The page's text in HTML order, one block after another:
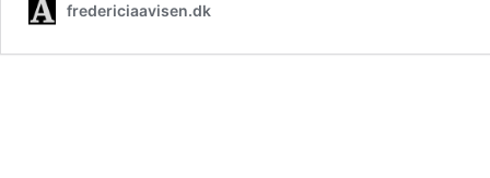
fredericiaavisen.dk